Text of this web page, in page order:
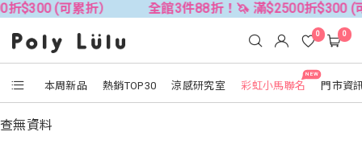
$300 (可累折） 全館3件88折！🦄 滿$2500折$300 (
本周新品 熱銷TOP30 涼感研究室
NEW
彩虹小馬聯名 門市資
0 0
查無資料